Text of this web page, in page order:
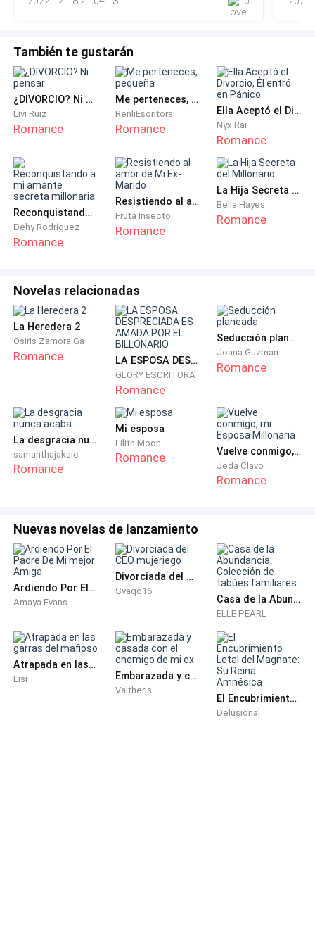
También te gustarán
¿DIVORCIO? Ni pensar
Livi Ruiz
Romance
Me perteneces, pequeña
RenliEscritora
Romance
Ella Aceptó el Divorcio, Él entró en Pánico
Nyx Rai
Romance
Reconquistando a mi amante secreta millonaria
Dehy Rodríguez
Romance
Resistiendo al amor de Mi Ex-Marido
Fruta Insecto
Romance
La Hija Secreta del Millonario
Bella Hayes
Romance
Novelas relacionadas
La Heredera 2
Osiris Zamora Ga
Romance LA ESPOSA DESPRECIADA ES AMADA POR EL BILLONARIO
GLORY ESCRITORA
Romance
Seducción planeada
Joana Guzman
Romance
La desgracia nunca acaba
samanthajaksic
Romance
Mi esposa
Lilith Moon
Romance Vuelve conmigo, mi Esposa Millonaria
Jeda Clavo
Romance
Nuevas novelas de lanzamiento
Ardiendo Por El Padre De Mi mejor Amiga
Amaya Evans
Divorciada del CEO mujeriego
Svaqq16
Casa de la Abundancia: Colección de tabúes familiares
ELLE PEARL
Atrapada en las garras del mafioso
Lisi Embarazada y casada con el enemigo de mi ex
Valtheris
El Encubrimiento Letal del Magnate: Su Reina Amnésica
Delusional